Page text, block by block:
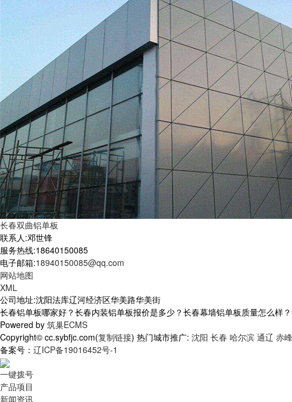
长春双曲铝单板
联系人:邓世锋
服务热线:18640150085
电子邮箱:18940150085@qq.com
网站地图
XML
公司地址:沈阳法库辽河经济区华美路华美街
长春铝单板哪家好？长春内装铝单板报价是多少？长春幕墙铝单板质量怎么
Powered by 筑巢ECMS
Copyright© cc.sybfjc.com(复制链接) 热门城市推广: 沈阳 长春 哈尔滨 通辽 赤峰
备案号： 辽ICP备19016452号-1
一键拨号
产品项目
新闻资讯